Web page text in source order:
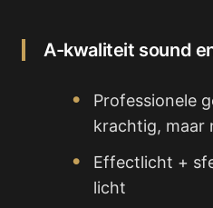
A-kwaliteit sound
Professionele
krachtig, maar
Effectlicht +
licht